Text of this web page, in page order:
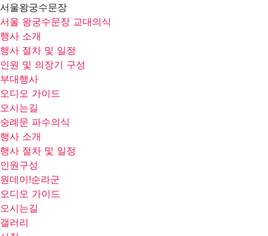
서울왕궁수문장
서울 왕궁수문장 교대의식
행사 소개
행사 절차 및 일정
인원 및 의장기 구성
부대행사
오디오 가이드
오시는길
숭례문 파수의식
행사 소개
행사 절차 및 일정
인원구성
원데이!순라군
오디오 가이드
오시는길
갤러리